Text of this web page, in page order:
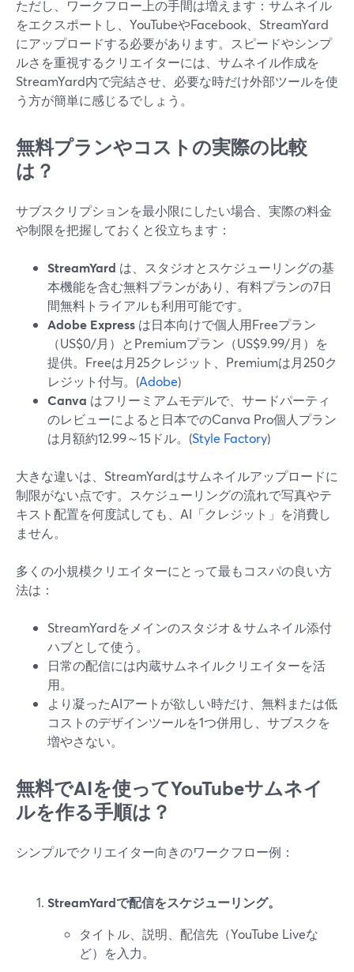
ただし、ワークフロー上の手間は増えます：サムネイル
をエクスポートし、YouTubeやFacebook、StreamYard
にアップロードする必要があります。スピードやシンプ
ルさを重視するクリエイターには、サムネイル作成を
StreamYard内で完結させ、必要な時だけ外部ツールを使
う方が簡単に感じるでしょう。
無料プランやコストの実際の比較
は？
サブスクリプションを最小限にしたい場合、実際の料金
や制限を把握しておくと役立ちます：
StreamYard は、スタジオとスケジューリングの基
本機能を含む無料プランがあり、有料プランの7日
間無料トライアルも利用可能です。
Adobe Express は日本向けで個人用Freeプラン
（US$0/月）とPremiumプラン（US$9.99/月）を
提供。Freeは月25クレジット、Premiumは月250ク
レジット付与。(Adobe)
Canva はフリーミアムモデルで、サードパーティ
のレビューによると日本でのCanva Pro個人プラン
は月額約12.99～15ドル。(Style Factory)
大きな違いは、StreamYardはサムネイルアップロードに
制限がない点です。スケジューリングの流れで写真やテ
キスト配置を何度試しても、AI「クレジット」を消費し
ません。
多くの小規模クリエイターにとって最もコスパの良い方
法は：
StreamYardをメインのスタジオ＆サムネイル添付
ハブとして使う。
日常の配信には内蔵サムネイルクリエイターを活
用。
より凝ったAIアートが欲しい時だけ、無料または低
コストのデザインツールを1つ併用し、サブスクを
増やさない。
無料でAIを使ってYouTubeサムネイ
ルを作る手順は？
シンプルでクリエイター向きのワークフロー例：
StreamYardで配信をスケジューリング。
タイトル、説明、配信先（YouTube Liveな
ど）を入力。